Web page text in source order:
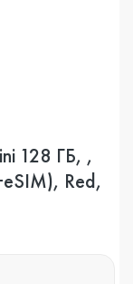
128 ГБ, ,
Red,